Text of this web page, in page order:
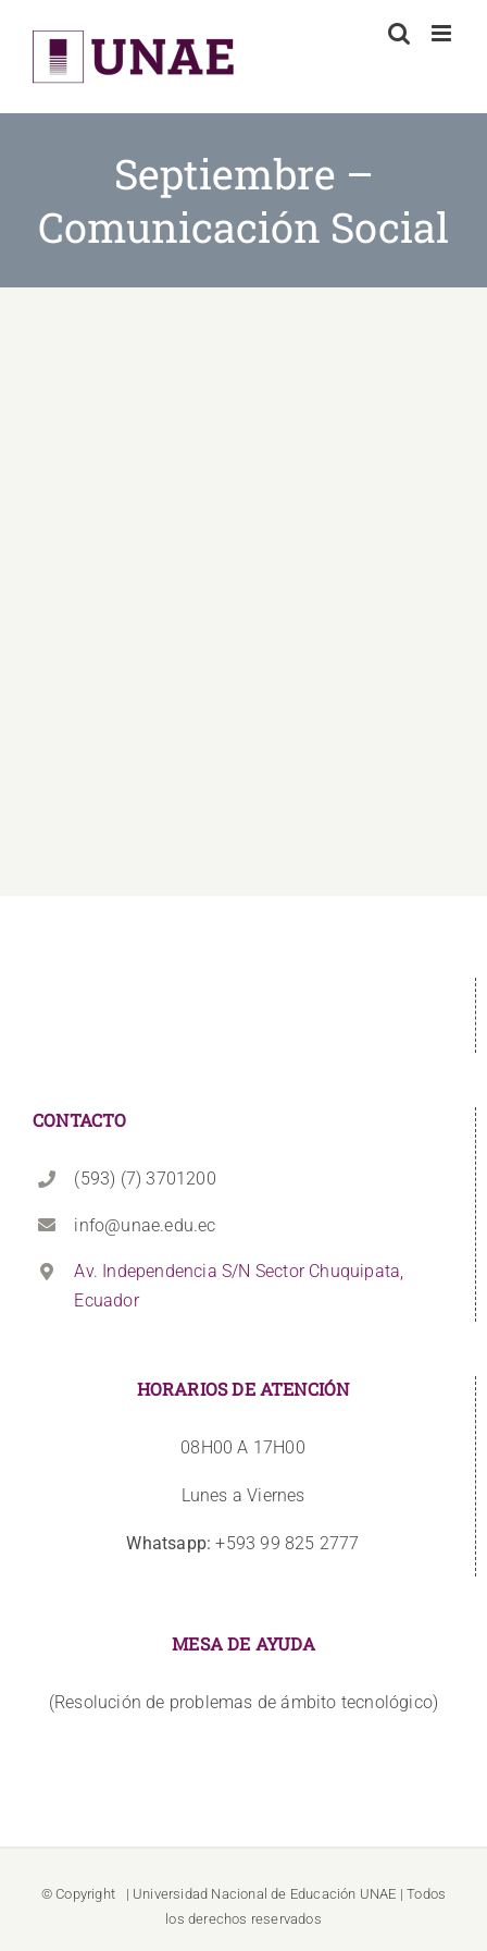
content
Septiembre –
Comunicación Social
CONTACTO
(593) (7) 3701200
info@unae.edu.ec
Av. Independencia S/N Sector Chuquipata,
Ecuador
HORARIOS DE ATENCIÓN
08H00 A 17H00
Lunes a Viernes
Whatsapp: +593 99 825 2777
MESA DE AYUDA
(Resolución de problemas de ámbito tecnológico)
© Copyright | Universidad Nacional de Educación UNAE | Todos
los derechos reservados